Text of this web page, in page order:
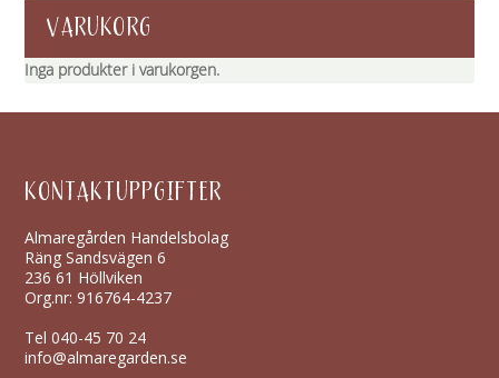
VARUKORG
Inga produkter i varukorgen.
KONTAKTUPPGIFTER
Almaregården Handelsbolag
Räng Sandsvägen 6
236 61 Höllviken
Org.nr: 916764-4237
Tel040-45 70 24
info@almaregarden.se